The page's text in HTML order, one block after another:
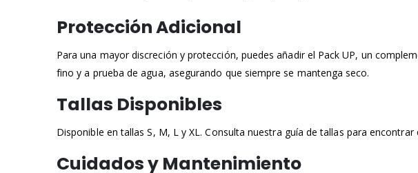
Protección Adicional
Para una mayor discreción y protección, puedes añadir el Pack UP, un
fino y a prueba de agua, asegurando que siempre se mantenga seco.
Tallas Disponibles
Disponible en tallas S, M, L y XL. Consulta nuestra guía de tallas para
Cuidados y Mantenimiento